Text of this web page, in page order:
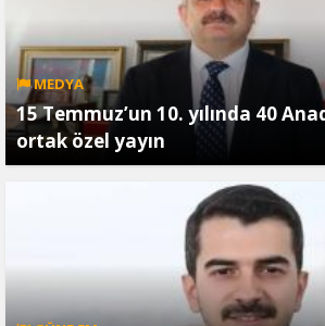
MEDYA
15 Temmuz’un 10. yılında 40
ortak özel yayın